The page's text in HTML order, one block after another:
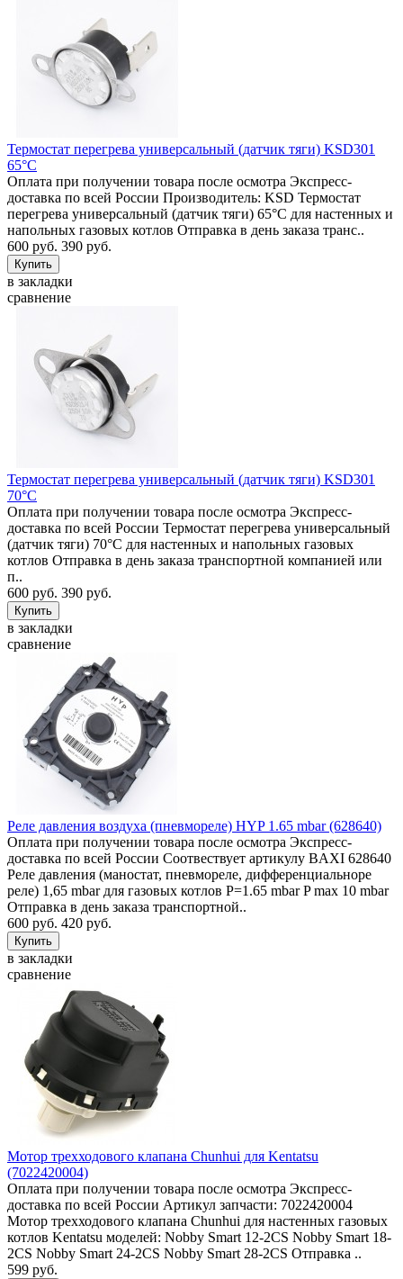
Термостат перегрева универсальный (датчик тяги) KSD301
65°C
Оплата при получении товара после осмотра Экспресс-
доставка по всей России Производитель: KSD Термостат
перегрева универсальный (датчик тяги) 65°C для настенных и
напольных газовых котлов Отправка в день заказа транс..
600 руб. 390 руб.
в закладки
сравнение
Термостат перегрева универсальный (датчик тяги) KSD301
70°C
Оплата при получении товара после осмотра Экспресс-
доставка по всей России Термостат перегрева универсальный
(датчик тяги) 70°C для настенных и напольных газовых
котлов Отправка в день заказа транспортной компанией или
п..
600 руб. 390 руб.
в закладки
сравнение
Реле давления воздуха (пневмореле) HYP 1.65 mbar (628640)
Оплата при получении товара после осмотра Экспресс-
доставка по всей России Соотвествует артикулу BAXI 628640
Реле давления (маностат, пневмореле, дифференциальноре
реле) 1,65 mbar для газовых котлов P=1.65 mbar P max 10 mbar
Отправка в день заказа транспортной..
600 руб. 420 руб.
в закладки
сравнение
Мотор трехходового клапана Chunhui для Kentatsu
(7022420004)
Оплата при получении товара после осмотра Экспресс-
доставка по всей России Артикул запчасти: 7022420004
Мотор трехходового клапана Chunhui для настенных газовых
котлов Kentatsu моделей: Nobby Smart 12-2CS Nobby Smart 18-
2CS Nobby Smart 24-2CS Nobby Smart 28-2CS Отправка ..
599 руб.